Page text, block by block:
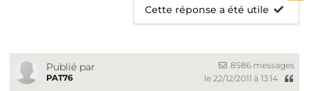
Cette réponse a été utile
Publié par
PAT76
8586 messages
le 22/12/2011 à 13:14